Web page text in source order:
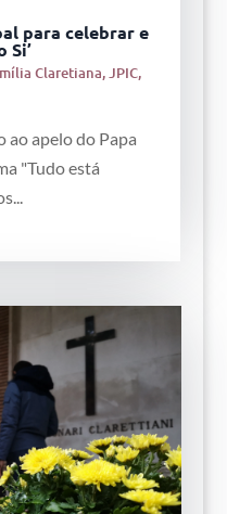
para celebrar e
Si’
Claretiana,JPIC,
ao apelo do Papa
"Tudo está